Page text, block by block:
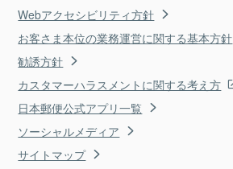
Webアクセシビリティ方針
お客さま本位の業務運営に関する基本方針
勧誘方針
カスタマーハラスメントに関する考え方
日本郵便公式アプリ一覧
ソーシャルメディア
サイトマップ